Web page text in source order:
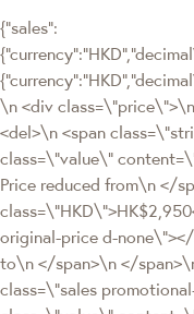
{"sales":
\n <div
<del>\n <span
class=\"value\"
Price reduced from\n </
original-price d-
to\n </span>\n </
class=\"sales